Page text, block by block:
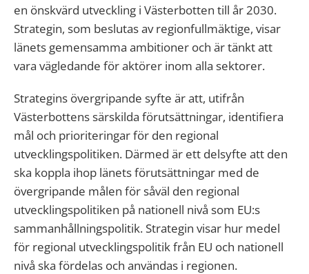
en önskvärd utveckling i Västerbotten till år 2030.
Strategin, som beslutas av regionfullmäktige, visar
länets gemensamma ambitioner och är tänkt att
vara vägledande för aktörer inom alla sektorer.
Strategins övergripande syfte är att, utifrån
Västerbottens särskilda förutsättningar, identifiera
mål och prioriteringar för den regional
utvecklingspolitiken. Därmed är ett delsyfte att den
ska koppla ihop länets förutsättningar med de
övergripande målen för såväl den regional
utvecklingspolitiken på nationell nivå som EU:s
sammanhållningspolitik. Strategin visar hur medel
för regional utvecklingspolitik från EU och nationell
nivå ska fördelas och användas i regionen.